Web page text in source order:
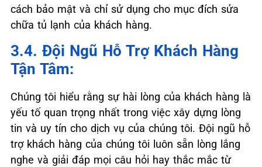
cách bảo mật và chỉ sử dụng cho mục đích sửa
chữa tủ lạnh của khách hàng.
3.4. Đội Ngũ Hỗ Trợ Khách Hàng
Tận Tâm:
Chúng tôi hiểu rằng sự hài lòng của khách hàng là
yếu tố quan trọng nhất trong việc xây dựng lòng
tin và uy tín cho dịch vụ của chúng tôi. Đội ngũ hỗ
trợ khách hàng của chúng tôi luôn sẵn lòng lắng
nghe và giải đáp mọi câu hỏi hay thắc mắc từ